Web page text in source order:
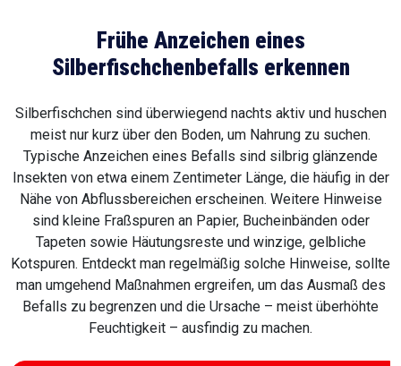
Frühe Anzeichen eines
Silberfischchenbefalls erkennen
Silberfischchen sind überwiegend nachts aktiv und huschen
meist nur kurz über den Boden, um Nahrung zu suchen.
Typische Anzeichen eines Befalls sind silbrig glänzende
Insekten von etwa einem Zentimeter Länge, die häufig in der
Nähe von Abflussbereichen erscheinen. Weitere Hinweise
sind kleine Fraßspuren an Papier, Bucheinbänden oder
Tapeten sowie Häutungsreste und winzige, gelbliche
Kotspuren. Entdeckt man regelmäßig solche Hinweise, sollte
man umgehend Maßnahmen ergreifen, um das Ausmaß des
Befalls zu begrenzen und die Ursache – meist überhöhte
Feuchtigkeit – ausfindig zu machen.